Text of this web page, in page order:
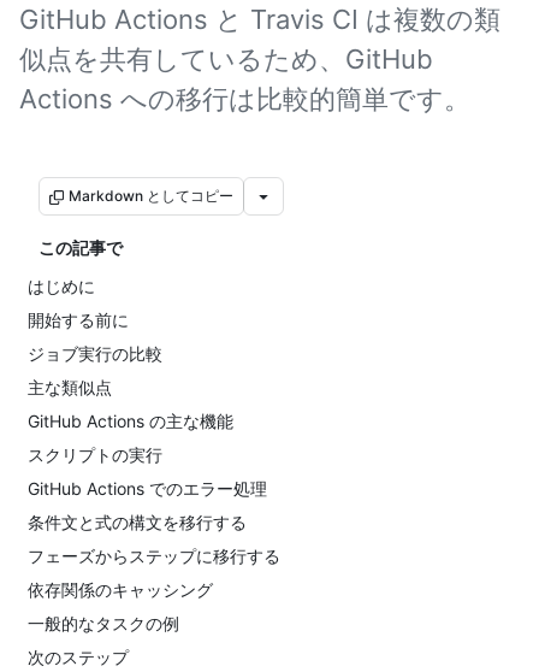
GitHub Actions と Travis CI は複数の類
似点を共有しているため、GitHub
Actions への移行は比較的簡単です。
Markdown としてコピー
この記事で
はじめに
開始する前に
ジョブ実行の比較
主な類似点
GitHub Actions の主な機能
スクリプトの実行
GitHub Actions でのエラー処理
条件文と式の構文を移行する
フェーズからステップに移行する
依存関係のキャッシング
一般的なタスクの例
次のステップ